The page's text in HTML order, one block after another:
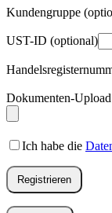
Kundengruppe
UST-ID (optional)
Dokumenten-
Ich habe die
Registrieren